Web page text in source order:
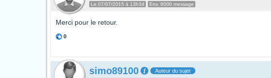
Le 07/07/2015 à 13h34 Env. 6000 message
Merci pour le retour.
0
simo89100 Auteur du sujet